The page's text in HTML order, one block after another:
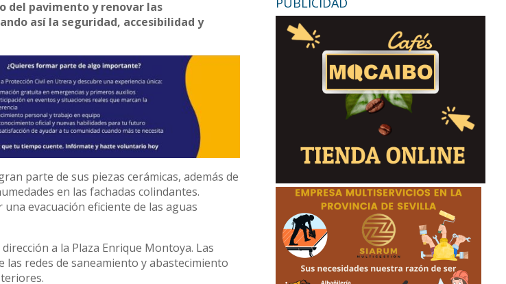
del pavimento y renovar las
así la seguridad, accesibilidad y
parte de sus piezas cerámicas, además de
en las fachadas colindantes.
evacuación eficiente de las aguas
a la Plaza Enrique Montoya. Las
redes de saneamiento y abastecimiento